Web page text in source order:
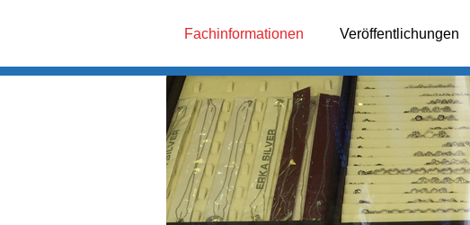
Fachinformationen Veröffentlichungen